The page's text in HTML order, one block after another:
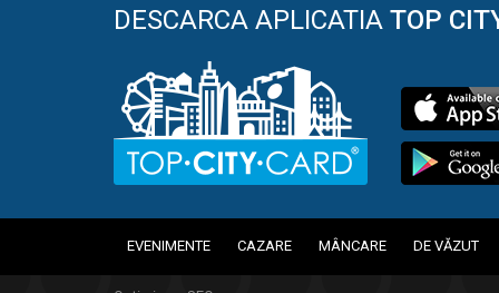
DESCARCA APLICATIA TOP
EVENIMENTE CAZARE MÂNCARE DE VĂZUT